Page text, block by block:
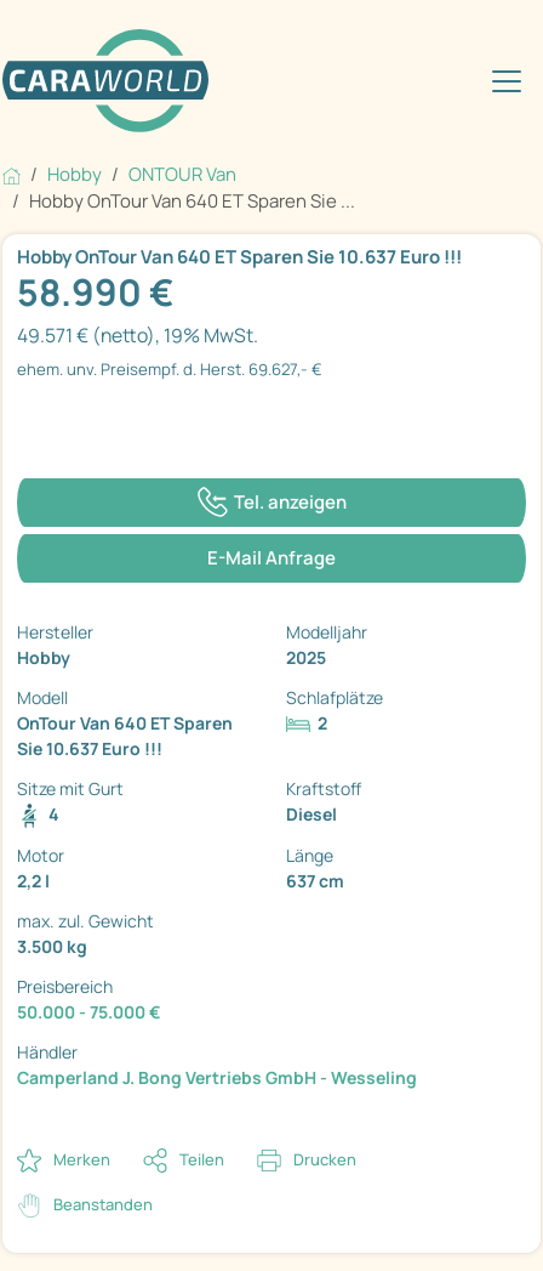
Hobby
ONTOUR Van
Hobby OnTour Van 640 ET Sparen Sie ...
Hobby OnTour Van 640 ET Sparen Sie 10.637 Euro !!!
58.990 €
49.571 € (netto), 19% MwSt.
ehem. unv. Preisempf. d. Herst. 69.627,- €
Tel. anzeigen
E-Mail Anfrage
Hersteller
Hobby
Modelljahr
2025
Modell
OnTour Van 640 ET Sparen
Sie 10.637 Euro !!!
Schlafplätze
2
Sitze mit Gurt
4
Kraftstoff
Diesel
Motor
2,2 l
Länge
637 cm
max. zul. Gewicht
3.500 kg
Preisbereich
50.000 - 75.000 €
Händler
Camperland J. Bong Vertriebs GmbH - Wesseling
Merken Teilen Drucken
Beanstanden